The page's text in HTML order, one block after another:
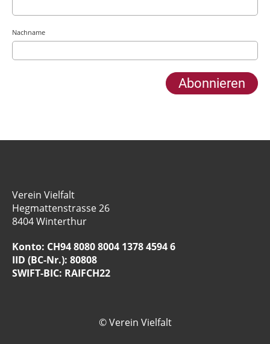
Nachname
Verein Vielfalt
Hegmattenstrasse 26
8404 Winterthur
Konto: CH94 8080 8004 1378 4594 6
IID (BC-Nr.): 80808
SWIFT-BIC: RAIFCH22
© Verein Vielfalt